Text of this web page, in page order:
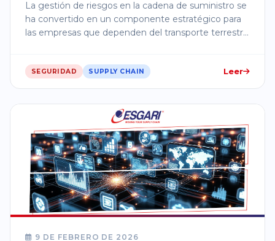
La gestión de riesgos en la cadena de suministro se
ha convertido en un componente estratégico para
las empresas que dependen del transporte terrestre
SEGURIDAD SUPPLY CHAIN Leer
9 DE FEBRERO DE 2026